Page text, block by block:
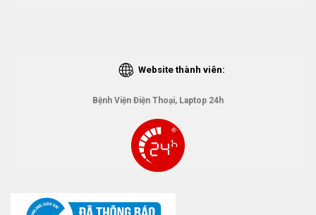
Website thành viên:
Bệnh Viện Điện Thoại, Laptop 24h